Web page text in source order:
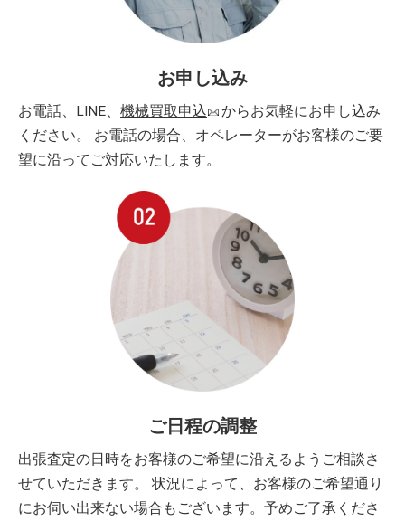
お申し込み
お電話、LINE、 機械買取申込
からお気軽にお申し込み
ください。 お電話の場合、オペレーターがお客様のご要
望に沿ってご対応いたします。
ご日程の調整
出張査定の日時をお客様のご希望に沿えるようご相談さ
せていただきます。 状況によって、お客様のご希望通り
にお伺い出来ない場合もございます。予めご了承くださ